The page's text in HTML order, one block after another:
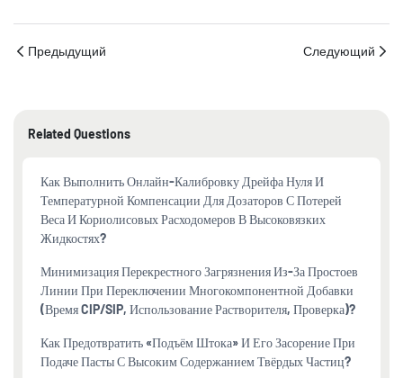
Предыдущий Следующий
Related Questions
Как Выполнить Онлайн-Калибровку Дрейфа Нуля И
Температурной Компенсации Для Дозаторов С Потерей
Веса И Кориолисовых Расходомеров В Высоковязких
Жидкостях?
Минимизация Перекрестного Загрязнения Из-За Простоев
Линии При Переключении Многокомпонентной Добавки
(время CIP/SIP, Использование Растворителя, Проверка)?
Как Предотвратить «подъём Штока» И Его Засорение При
Подаче Пасты С Высоким Содержанием Твёрдых Частиц?